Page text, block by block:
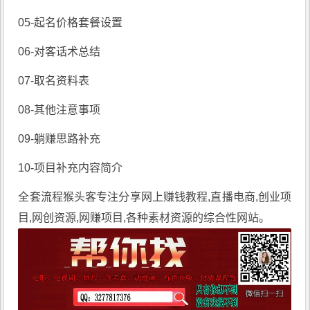
05-起名价格套餐设置
06-对客话术总结
07-取名资料表
08-其他注意事项
09-躺赚思路补充
10-项目补充内容简介
全套流程猴头客专注分享网上赚钱教程,直播电商,创业项
目,网创资源, 网赚项目 ,各种素材资源的综合性网站。